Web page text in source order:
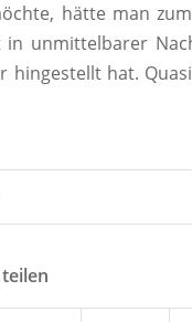
hätte man
unmittelbarer
hingestellt hat.